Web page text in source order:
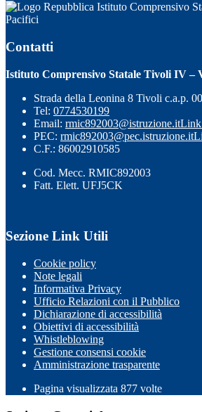
Istituto Comprensivo
Pacifici
Contatti
Istituto Comprensivo Statale Tivoli IV –
Strada della Leonina 8 Tivoli c.a.p.
Tel: 0774530199
Email: rmic892003@istruzione.itLink
PEC: rmic892003@pec.istruzione.it
C.F.: 86002910585
Cod. Mecc. RMIC892003
Fatt. Elett. UFJ5CK
Sezione Link Utili
Cookie policy
Note legali
Informativa Privacy
Ufficio Relazioni con il Pubblico
Dichiarazione di accessibilità
Obiettivi di accessibilità
Whistleblowing
Gestione consensi cookie
Amministrazione trasparente
Pagina visualizzata 877 volte